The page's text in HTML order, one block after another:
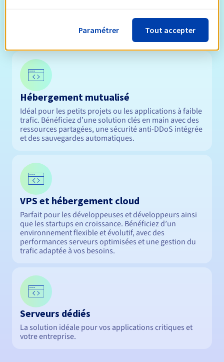
Quelle solution d'hébergement
d'applications web choisir ?
Hébergement mutualisé
Idéal pour les petits projets ou les applications à faible
trafic. Bénéficiez d’une solution clés en main avec des
ressources partagées, une sécurité anti-DDoS intégrée
et des sauvegardes automatiques.
VPS et hébergement cloud
Parfait pour les développeuses et développeurs ainsi
que les startups en croissance. Bénéficiez d’un
environnement flexible et évolutif, avec des
performances serveurs optimisées et une gestion du
trafic adaptée à vos besoins.
Serveurs dédiés
La solution idéale pour vos applications critiques et
votre entreprise.
Paramétrer Tout accepter